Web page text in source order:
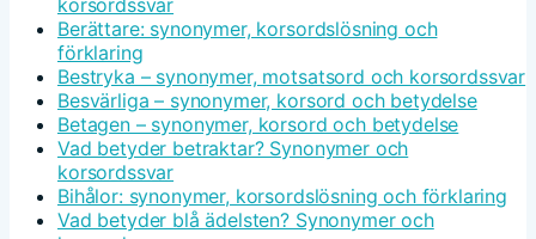
korsordssvar
Berättare: synonymer, korsordslösning och
förklaring
Bestryka – synonymer, motsatsord och korsordssvar
Besvärliga – synonymer, korsord och betydelse
Betagen – synonymer, korsord och betydelse
Vad betyder betraktar? Synonymer och
korsordssvar
Bihålor: synonymer, korsordslösning och förklaring
Vad betyder blå ädelsten? Synonymer och